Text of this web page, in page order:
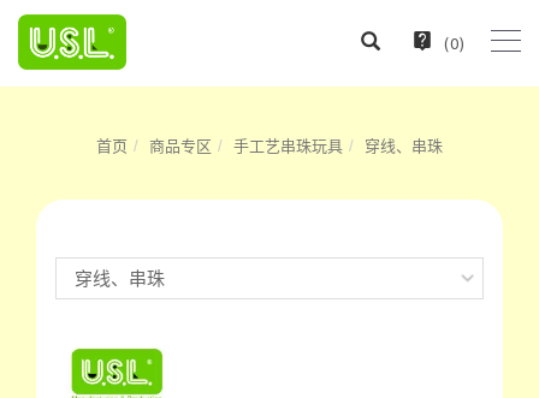
(0)
首页 商品专区 手工艺串珠玩具 穿线、串珠